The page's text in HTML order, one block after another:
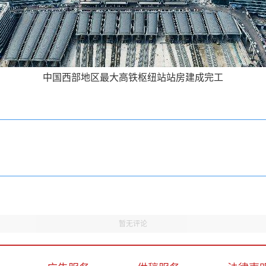
中国西部地区最大高铁枢纽站站房建成完工
暂无评论